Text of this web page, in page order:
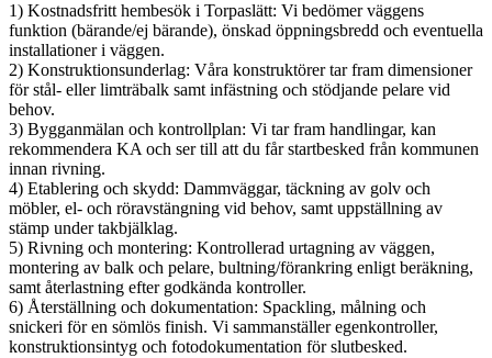
1) Kostnadsfritt hembesök i Torpaslätt: Vi bedömer väggens
funktion (bärande/ej bärande), önskad öppningsbredd och eventuella
installationer i väggen.
2) Konstruktionsunderlag: Våra konstruktörer tar fram dimensioner
för stål- eller limträbalk samt infästning och stödjande pelare vid
behov.
3) Bygganmälan och kontrollplan: Vi tar fram handlingar, kan
rekommendera KA och ser till att du får startbesked från kommunen
innan rivning.
4) Etablering och skydd: Dammväggar, täckning av golv och
möbler, el- och röravstängning vid behov, samt uppställning av
stämp under takbjälklag.
5) Rivning och montering: Kontrollerad urtagning av väggen,
montering av balk och pelare, bultning/förankring enligt beräkning,
samt återlastning efter godkända kontroller.
6) Återställning och dokumentation: Spackling, målning och
snickeri för en sömlös finish. Vi sammanställer egenkontroller,
konstruktionsintyg och fotodokumentation för slutbesked.